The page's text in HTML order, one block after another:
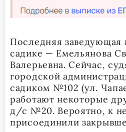
Последняя заведующая
садике — Емельянова
Валерьевна. Сейчас,
городской
садиком №102 (ул.
работают некоторые
д/с №20. Вероятно, к
присоединили